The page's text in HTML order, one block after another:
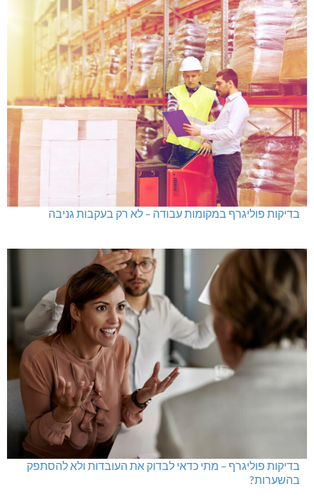
גם בחום הכבד: לא מוותרים על הדמוקרטיה
בדיקות פוליגרף במקומות עבודה – לא רק בעקבות גניבה